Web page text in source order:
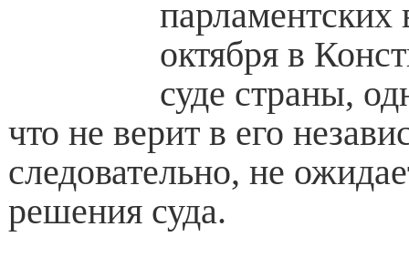
парламентских
октября в
суде страны,
что не верит в его
следовательно, не
решения суда.